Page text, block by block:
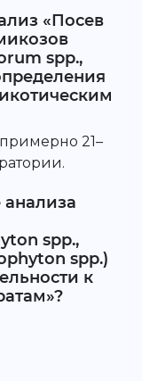
«Посев
spp.,
21–
анализа
spp.,
spp.)
к